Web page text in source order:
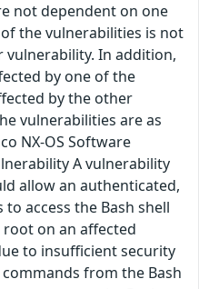
not dependent on one
the vulnerabilities is not
In addition,
by one of the
by the other
vulnerabilities are as
NX-OS Software
A vulnerability
allow an authenticated,
access the Bash shell
on an affected
to insufficient security
from the Bash